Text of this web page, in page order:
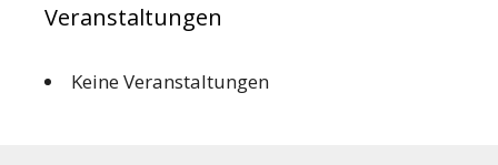
Veranstaltungen
Keine Veranstaltungen